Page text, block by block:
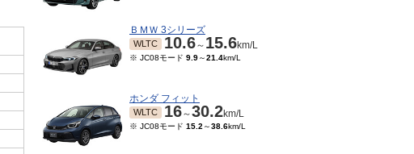
ＢＭＷ 3シリーズ
WLTC 10.6～ 15.6km/L
※ JC08モード 9.9～21.4km/L
ホンダ フィット
WLTC 16～30.2km/L
※ JC08モード 15.2 ～38.6km/L